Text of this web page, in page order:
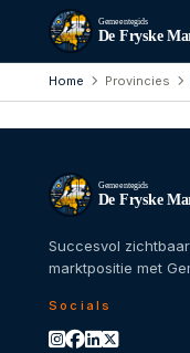
Gemeentegids
De Fryske
Home Provincies
Gemeentegids
De Fryske
Succesvol
marktpositie met
Socials